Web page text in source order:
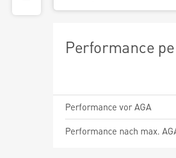
Performance
Performance vor AGA
Performance nach max.